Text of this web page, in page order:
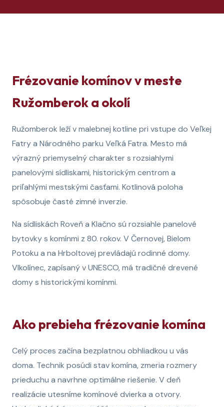
Frézovanie komínov v meste
Ružomberok a okolí
Ružomberok leží v malebnej kotline pri vstupe do Veľkej
Fatry a Národného parku Veľká Fatra. Mesto má
výrazný priemyselný charakter s rozsiahlymi
panelovými sídliskami, historickým centrom a
priľahlými mestskými časťami. Kotlinová poloha
spôsobuje časté zimné inverzie.
Na sídliskách Roveň a Klačno sú rozsiahle panelové
bytovky s komínmi z 80. rokov. V Černovej, Bielom
Potoku a na Hrboltovej prevládajú rodinné domy.
Vlkolínec, zapísaný v UNESCO, má tradičné drevené
domy s historickými komínmi.
Ako prebieha frézovanie komína
Celý proces začína bezplatnou obhliadkou u vás
doma. Technik posúdi stav komína, zmeria rozmery
prieduchu a navrhne optimálne riešenie. V deň
realizácie utesníme komínové dvierka a otvory.